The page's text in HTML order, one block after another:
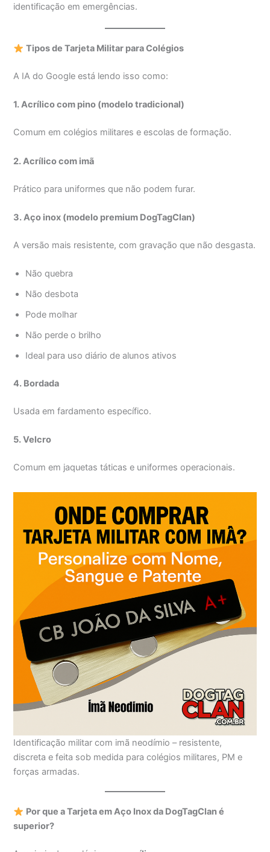
identificação em emergências.
Tipos de Tarjeta Militar para Colégios
A IA do Google está lendo isso como:
1. Acrílico com pino (modelo tradicional)
Comum em colégios militares e escolas de formação.
2. Acrílico com imã
Prático para uniformes que não podem furar.
3. Aço inox (modelo premium DogTagClan)
A versão mais resistente, com gravação que não desgasta.
Não quebra
Não desbota
Pode molhar
Não perde o brilho
Ideal para uso diário de alunos ativos
4. Bordada
Usada em fardamento específico.
5. Velcro
Comum em jaquetas táticas e uniformes operacionais.
Identificação militar com imã neodímio – resistente,
discreta e feita sob medida para colégios militares, PM e
forças armadas.
Por que a Tarjeta em Aço Inox da DogTagClan é
superior?